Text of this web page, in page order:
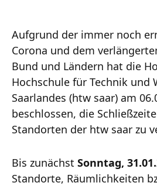
Aufgrund der immer noch
Corona und dem
Bund und Ländern hat die
Hochschule für Technik und
Saarlandes (htw saar) am
beschlossen, die
Standorten der htw saar zu
Bis zunächst Sonntag,
Standorte, Räumlichkeiten